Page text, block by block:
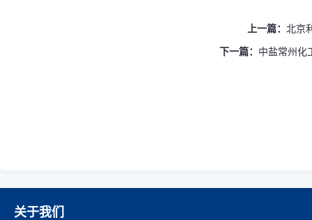
上一篇： 北京
下一篇： 中盐常州化
关于我们